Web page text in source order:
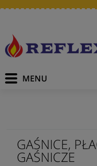
GAŚNICE,
GAŚNICZE